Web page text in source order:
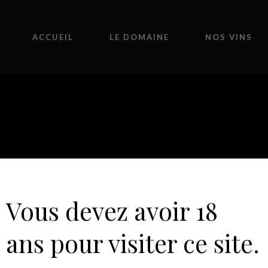
ACCUEIL LE DOMAINE NOS VINS
DES
Vous devez avoir 18
ans pour visiter ce site.